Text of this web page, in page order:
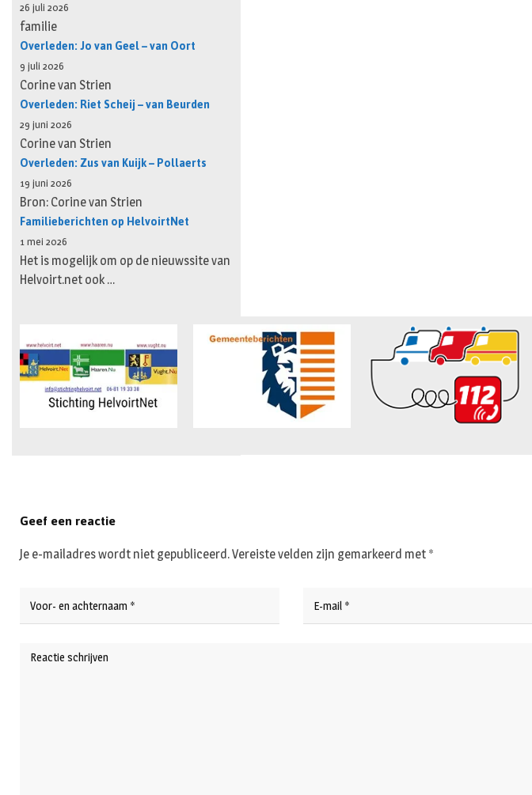
26 juli 2026
familie
Overleden: Jo van Geel – van Oort
9 juli 2026
Corine van Strien
Overleden: Riet Scheij – van Beurden
29 juni 2026
Corine van Strien
Overleden: Zus van Kuijk – Pollaerts
19 juni 2026
Bron: Corine van Strien
Familieberichten op HelvoirtNet
1 mei 2026
Het is mogelijk om op de nieuwssite van
Helvoirt.net ook …
Geef een reactie
Je e-mailadres wordt niet gepubliceerd.Vereiste velden zijn gemarkeerd met *